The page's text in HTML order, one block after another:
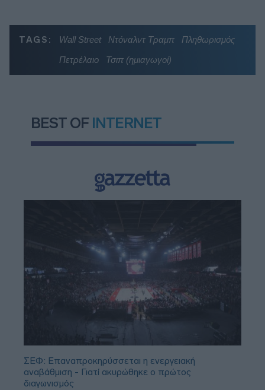
TAGS: Wall Street Ντόναλντ Τραμπ
Πληθωρισμός
Πετρέλαιο
Τσιπ (ημιαγωγοί)
BEST OF INTERNET
ΣΕΦ: Επαναπροκηρύσσεται η ενεργειακή
αναβάθμιση - Γιατί ακυρώθηκε ο πρώτος
διαγωνισμός